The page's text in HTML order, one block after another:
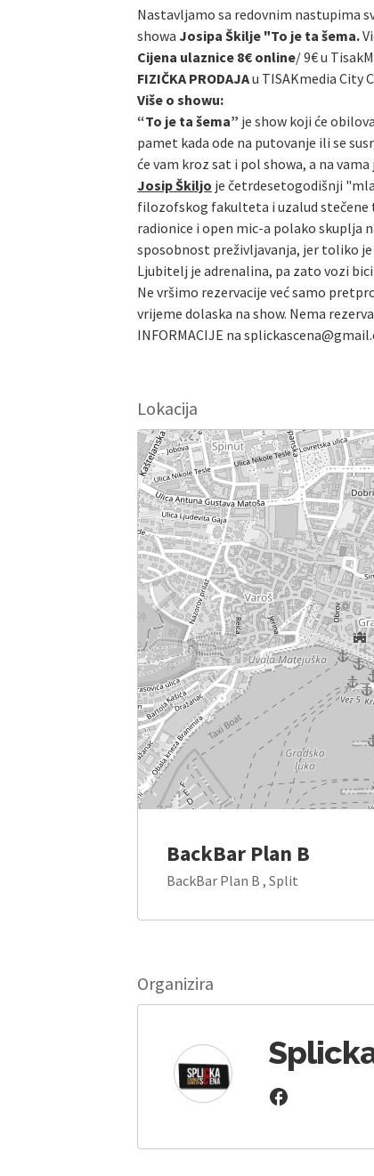
Nastavljamo sa redovnim nastupima
showa Josipa Škilje "To je ta šema.
Cijena ulaznice 8€ online/9€ u
FIZIČKA PRODAJAu TISAKmedia City
Više o showu:
“To je ta šema” je show koji će
pamet kada ode na putovanje ili se
će vam kroz sat i pol showa, a na
Josip Škiljo je četrdesetogodišnji
filozofskog fakulteta i uzalud stečene
radionice i open mic-a polako skuplja
sposobnost preživljavanja, jer toliko
Ljubitelj je adrenalina, pa zato vozi
Ne vršimo rezervacije već samo
vrijeme dolaska na show. Nema
INFORMACIJE na
Lokacija
BackBar Plan B
BackBar Plan B , Split
Organizira